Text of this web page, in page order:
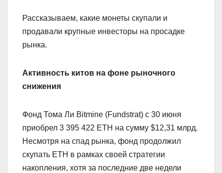
Рассказываем, какие монеты скупали и
продавали крупные инвесторы на просадке
рынка.
Активность китов на фоне рыночного
снижения
Фонд Тома Ли Bitmine (Fundstrat) с 30 июня
приобрел 3 395 422 ETH на сумму $12,31 млрд.
Несмотря на спад рынка, фонд продолжил
скупать ETH в рамках своей стратегии
накопления, хотя за последние две недели